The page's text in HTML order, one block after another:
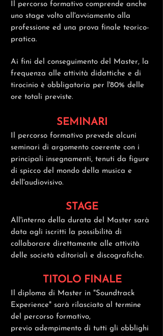
Il percorso formativo comprende anche
uno stage volto all'avviamento alla
professione ed una prova finale teorico-
pratica.
Ai fini del conseguimento del Master, la
frequenza alle attività didattiche e di
tirocinio è obbligatoria per l'80% delle
ore totali previste.
SEMINARI
Il percorso formativo prevede alcuni
seminari di argomento coerente con i
principali insegnamenti, tenuti da figure
di spicco del mondo della musica e
dell'audiovisivo.
STAGE
All'interno della durata del Master sarà
data agli iscritti la possibilità di
collaborare direttamente alle attività
delle società editoriali e discografiche.
TITOLO FINALE
Il diploma di Master in "Soundtrack
Experience" sarà rilasciato al termine
del percorso formativo,
previo adempimento di tutti gli obblighi